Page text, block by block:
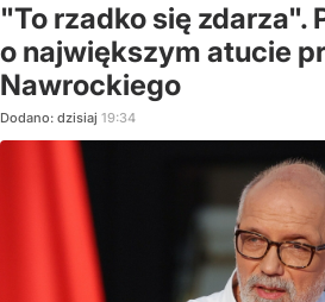
"To rzadko się zdarza".
o największym atucie
Nawrockiego
Dodano: dzisiaj 19:34